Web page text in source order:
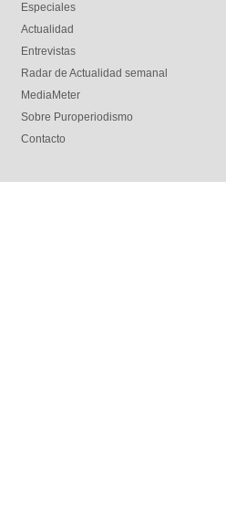
Especiales
Actualidad
Entrevistas
Radar de Actualidad semanal
MediaMeter
Sobre Puroperiodismo
Contacto